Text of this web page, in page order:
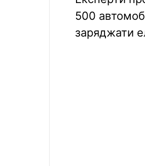
500
заряджати